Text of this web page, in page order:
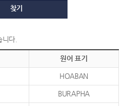
찾기
다.
원어 표기
HOABAN
BURAPHA